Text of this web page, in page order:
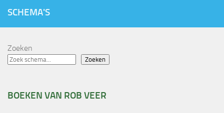
SCHEMA'S
Zoeken
Zoeken
BOEKEN VAN ROB VEER